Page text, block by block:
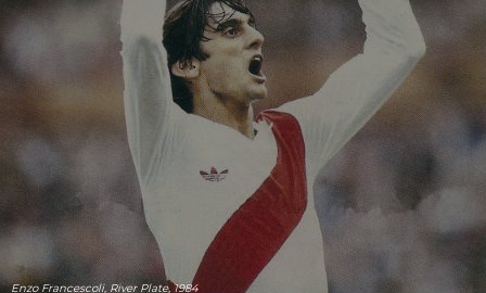
Enzo Francescoli, River Plate, 1984